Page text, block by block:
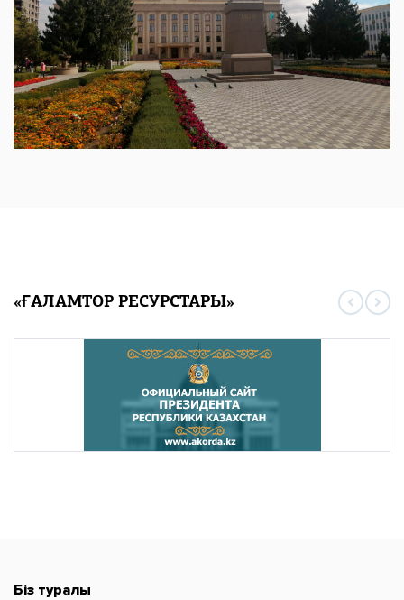
«ҒАЛАМТОР РЕСУРСТАРЫ»
Біз туралы